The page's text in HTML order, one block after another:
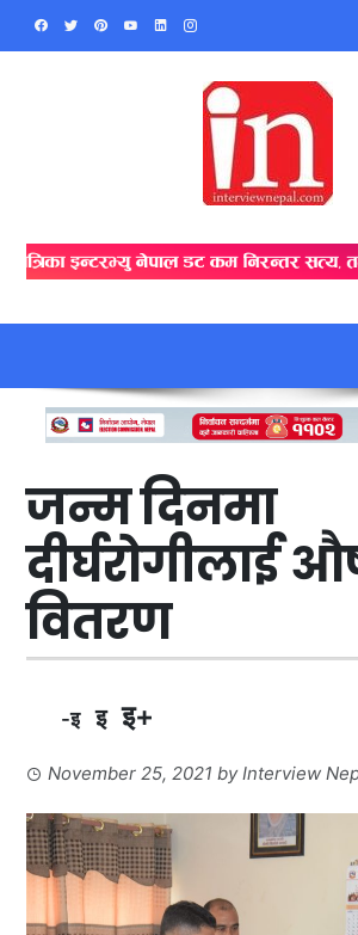
Skip
जन्म दिनमा
दीर्घरोगीलाई
वितरण
-इ इ इ+
November 25, 2021 byInterview